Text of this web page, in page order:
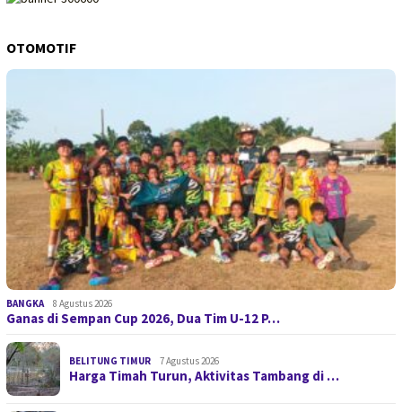
OTOMOTIF
BANGKA 8 Agustus 2026
Ganas di Sempan Cup 2026, Dua Tim U-12 P…
BELITUNG TIMUR 7 Agustus 2026
Harga Timah Turun, Aktivitas Tambang di …